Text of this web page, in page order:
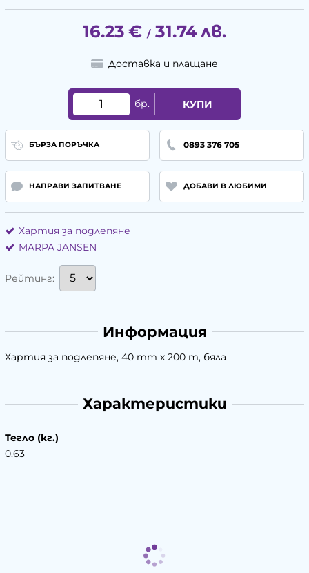
16.23 € / 31.74лв.
Доставка и плащане
бр. КУПИ
БЪРЗА ПОРЪЧКА 0893 376 705
НАПРАВИ ЗАПИТВАНЕ ДОБАВИ В ЛЮБИМИ
Хартия за подлепяне
MARPA JANSEN
Рейтинг:
Информация
Хартия за подлепяне, 40 mm x 200 m, бяла
Характеристики
Тегло (кг.)
0.63